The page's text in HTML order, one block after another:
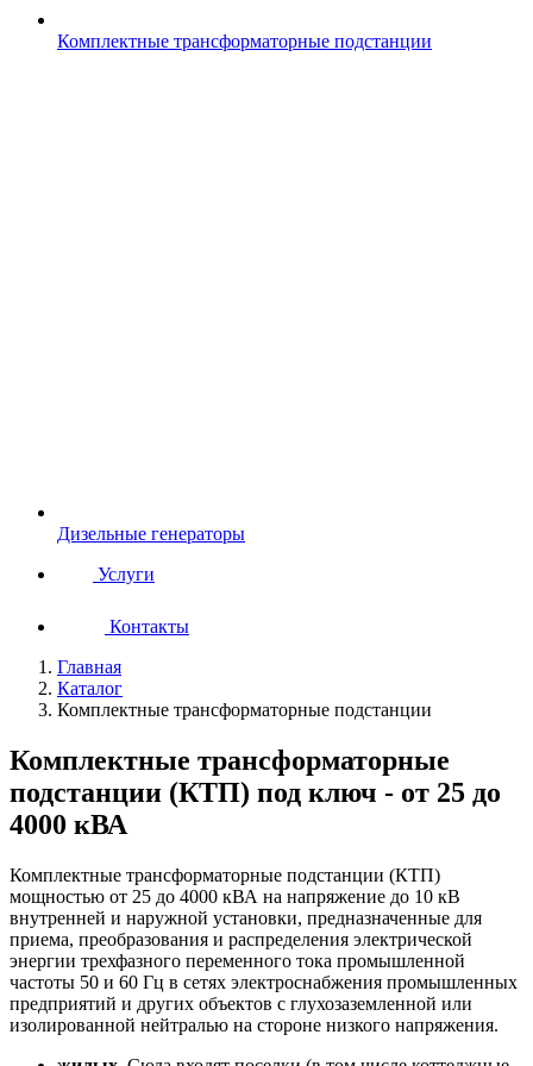
Комплектные трансформаторные подстанции
Дизельные генераторы
Услуги
Контакты
Главная
Каталог
Комплектные трансформаторные подстанции
Комплектные трансформаторные
подстанции (КТП) под ключ - от 25 до
4000 кВА
Комплектные трансформаторные подстанции (КТП)
мощностью от 25 до 4000 кВА на напряжение до 10 кВ
внутренней и наружной установки, предназначенные для
приема, преобразования и распределения электрической
энергии трехфазного переменного тока промышленной
частоты 50 и 60 Гц в сетях электроснабжения промышленных
предприятий и других объектов с глухозаземленной или
изолированной нейтралью на стороне низкого напряжения.